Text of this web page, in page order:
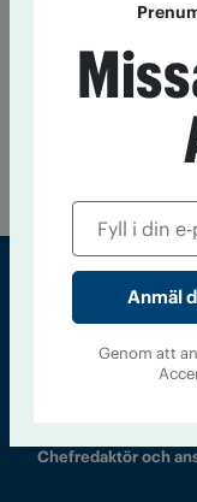
En tidnings resa
21 december 2015I
1965. Föregångarna
NTO:s Ariel. Följ
decennier som visar
Sveriges
Tidningen
Chefredaktör och
Genom att